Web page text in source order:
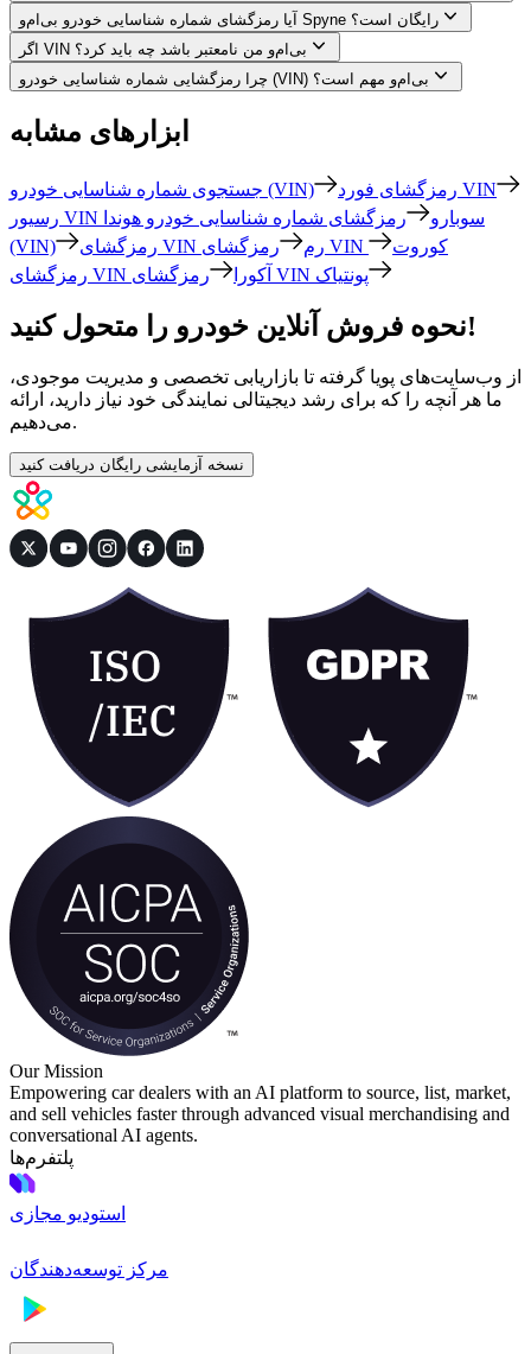
آیا رمزگشای شماره شناسایی خودرو بی‌ام‌و Spyne رایگان است؟
اگر VIN بی‌ام‌و من نامعتبر باشد چه باید کرد؟
چرا رمزگشایی شماره شناسایی خودرو (VIN) بی‌ام‌و مهم است؟
ابزارهای مشابه
جستجوی شماره شناسایی خودرو (VIN)
رمزگشای فورد VIN
رسیور VIN سوبارو
رمزگشای شماره شناسایی خودرو هوندا
(VIN)
رمزگشای VIN رم
رمزگشای VIN کوروت
رمزگشای VIN آکورا
رمزگشای VIN پونتیاک
نحوه فروش آنلاین خودرو را متحول کنید!
از وب‌سایت‌های پویا گرفته تا بازاریابی تخصصی و مدیریت موجودی،
ما هر آنچه را که برای رشد دیجیتالی نمایندگی خود نیاز دارید، ارائه
می‌دهیم.
نسخه آزمایشی رایگان دریافت کنید
Our Mission
Empowering car dealers with an AI platform to source, list, market,
and sell vehicles faster through advanced visual merchandising and
conversational AI agents.
پلتفرم‌ها
استودیو مجازی
مرکز توسعه‌دهندگان